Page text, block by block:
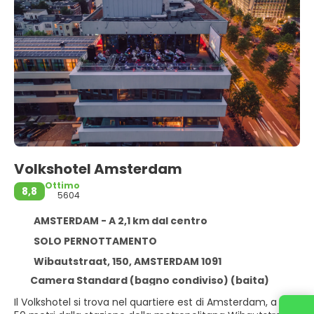
Volkshotel Amsterdam
8,8
Ottimo
5604
AMSTERDAM - A 2,1 km dal centro
SOLO PERNOTTAMENTO
Wibautstraat, 150, AMSTERDAM 1091
Camera Standard (bagno condiviso) (baita)
Il Volkshotel si trova nel quartiere est di Amsterdam, a soli